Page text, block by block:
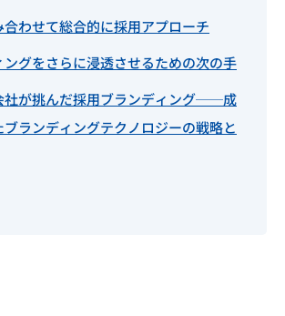
わせて総合的に採用アプローチ
ングをさらに浸透させるための次の手
社が挑んだ採用ブランディング──成
ランディングテクノロジーの戦略と